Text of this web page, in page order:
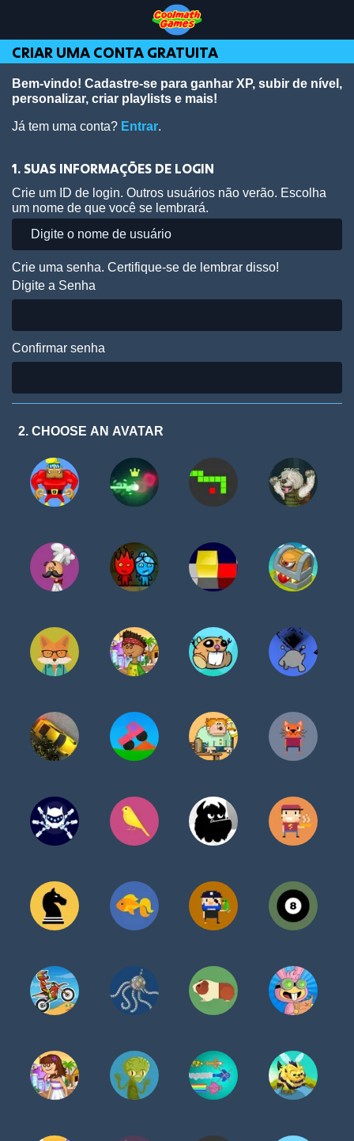
Top
Page
Navigation
Main
Content
Footer
o
conteúdo
principal
CRIAR UMA CONTA GRATUITA
Bem-vindo! Cadastre-se para ganhar XP, subir de nível,
personalizar, criar playlists e mais!
Já tem uma conta? Entrar.
1. SUAS INFORMAÇÕES DE LOGIN
Crie um ID de login. Outros usuários não verão. Escolha
um nome de que você se lembrará.
Crie uma senha. Certifique-se de lembrar disso!
Digite a Senha
Confirmar senha
2. CHOOSE AN AVATAR